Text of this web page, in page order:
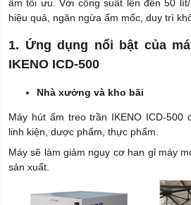
ẩm tối ưu. Với công suất lên đến 50
hiệu quả, ngăn ngừa ẩm mốc, duy trì
1. Ứng dụng nổi bật của
IKENO ICD-500
Nhà xưởng và kho bãi
Máy hút ẩm treo trần IKENO ICD-500
linh kiện, dược phẩm, thực phẩm.
Máy sẽ làm giảm nguy cơ han gỉ máy
sản xuất.